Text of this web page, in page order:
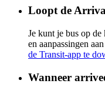
Loopt de
Je kunt je bus op de
en aanpassingen
de Transit-app te
Wanneer